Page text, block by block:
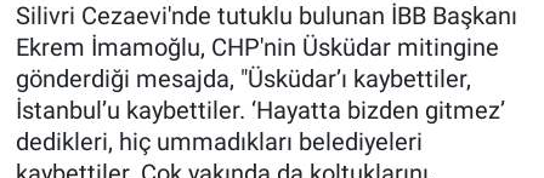
Silivri Cezaevi'nde tutuklu bulunan İBB Başkanı
Ekrem İmamoğlu, CHP'nin Üsküdar mitingine
gönderdiği mesajda, "Üsküdar’ı kaybettiler,
İstanbul’u kaybettiler. ‘Hayatta bizden gitmez’
dedikleri, hiç ummadıkları belediyeleri
Dünya
Ege Saati
Ege'den Esintiler
Spor
Yayın Akışı
İletişim
Son Dakika Haberleri
Haber Arşivi